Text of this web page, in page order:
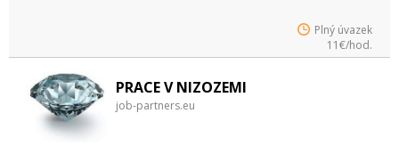
Plný úvazek
11€/hod.
PRACE V NIZOZEMI
job-partners.eu